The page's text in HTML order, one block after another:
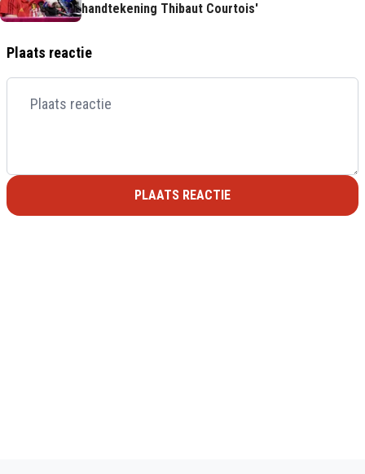
handtekening Thibaut Courtois'
Plaats reactie
PLAATS REACTIE